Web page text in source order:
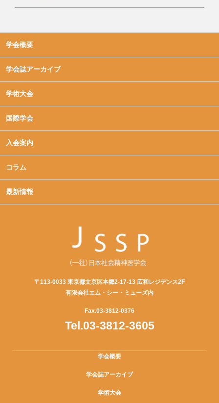
学会概要
学会誌アーカイブ
学術大会
国際学会
入会案内
コラム
最新情報
〒113-0033 東京都文京区本郷2-17-13 広和レジデンス2F
有限会社エム・シー・ミューズ内
Fax.03-3812-0376
Tel.03-3812-3605
学会概要
学会誌アーカイブ
学術大会